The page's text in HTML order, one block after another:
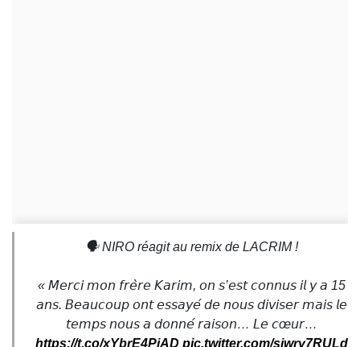
🗣️ NIRO réagit au remix de LACRIM !
« 𝘔𝘦𝘳𝘤𝘪 𝘮𝘰𝘯 𝘧𝘳𝘦̀𝘳𝘦 𝘒𝘢𝘳𝘪𝘮, 𝘰𝘯 𝘴’𝘦𝘴𝘵 𝘤𝘰𝘯𝘯𝘶𝘴 𝘪𝘭 𝘺 𝘢 15
𝘢𝘯𝘴. 𝘉𝘦𝘢𝘶𝘤𝘰𝘶𝘱 𝘰𝘯𝘵 𝘦𝘴𝘴𝘢𝘺𝘦́ 𝘥𝘦 𝘯𝘰𝘶𝘴 𝘥𝘪𝘷𝘪𝘴𝘦𝘳 𝘮𝘢𝘪𝘴 𝘭𝘦
𝘵𝘦𝘮𝘱𝘴 𝘯𝘰𝘶𝘴 𝘢 𝘥𝘰𝘯𝘯𝘦́ 𝘳𝘢𝘪𝘴𝘰𝘯… 𝘓𝘦 𝘤œ𝘶𝘳…
https://t.co/xYbrE4PjAD pic.twitter.com/sjwry7RULd